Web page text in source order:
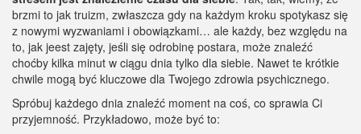
brzmi to jak truizm, zwłaszcza gdy na każdym kroku spotykasz się
z nowymi wyzwaniami i obowiązkami… ale każdy, bez względu na
to, jak jeest zajęty, jeśli się odrobinę postara, może znaleźć
choćby kilka minut w ciągu dnia tylko dla siebie. Nawet te krótkie
chwile mogą być kluczowe dla Twojego zdrowia psychicznego.
Spróbuj każdego dnia znaleźć moment na coś, co sprawia Ci
przyjemność. Przykładowo, może być to: